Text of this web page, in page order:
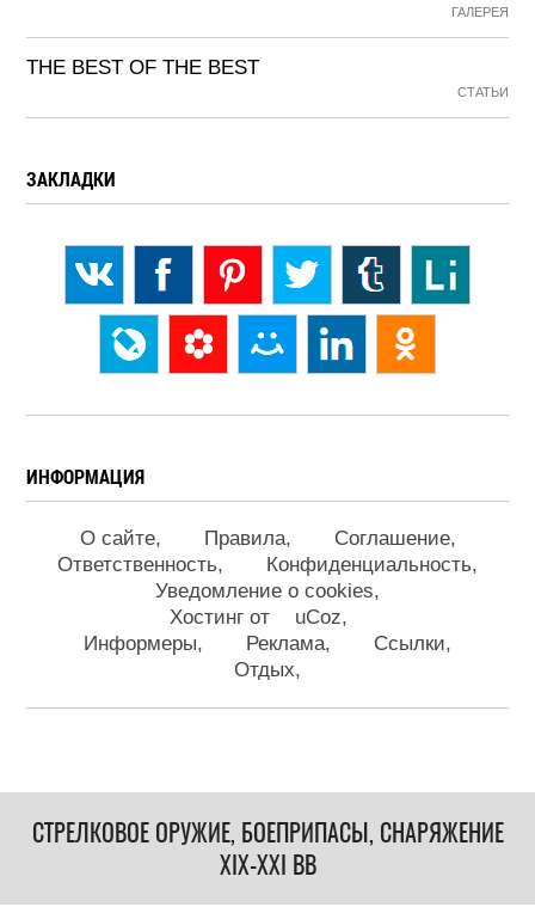
ГАЛЕРЕЯ
THE BEST OF THE BEST
СТАТЬИ
ЗАКЛАДКИ
ИНФОРМАЦИЯ
О сайте Правила
Соглашение
Ответственность
Конфиденциальность
Уведомление о cookies
Хостинг от
uCoz
Информеры
Реклама
Ссылки
Отдых
СТРЕЛКОВОЕ ОРУЖИЕ, БОЕПРИПАСЫ, СНАРЯЖЕНИЕ
XIX-XXI ВВ